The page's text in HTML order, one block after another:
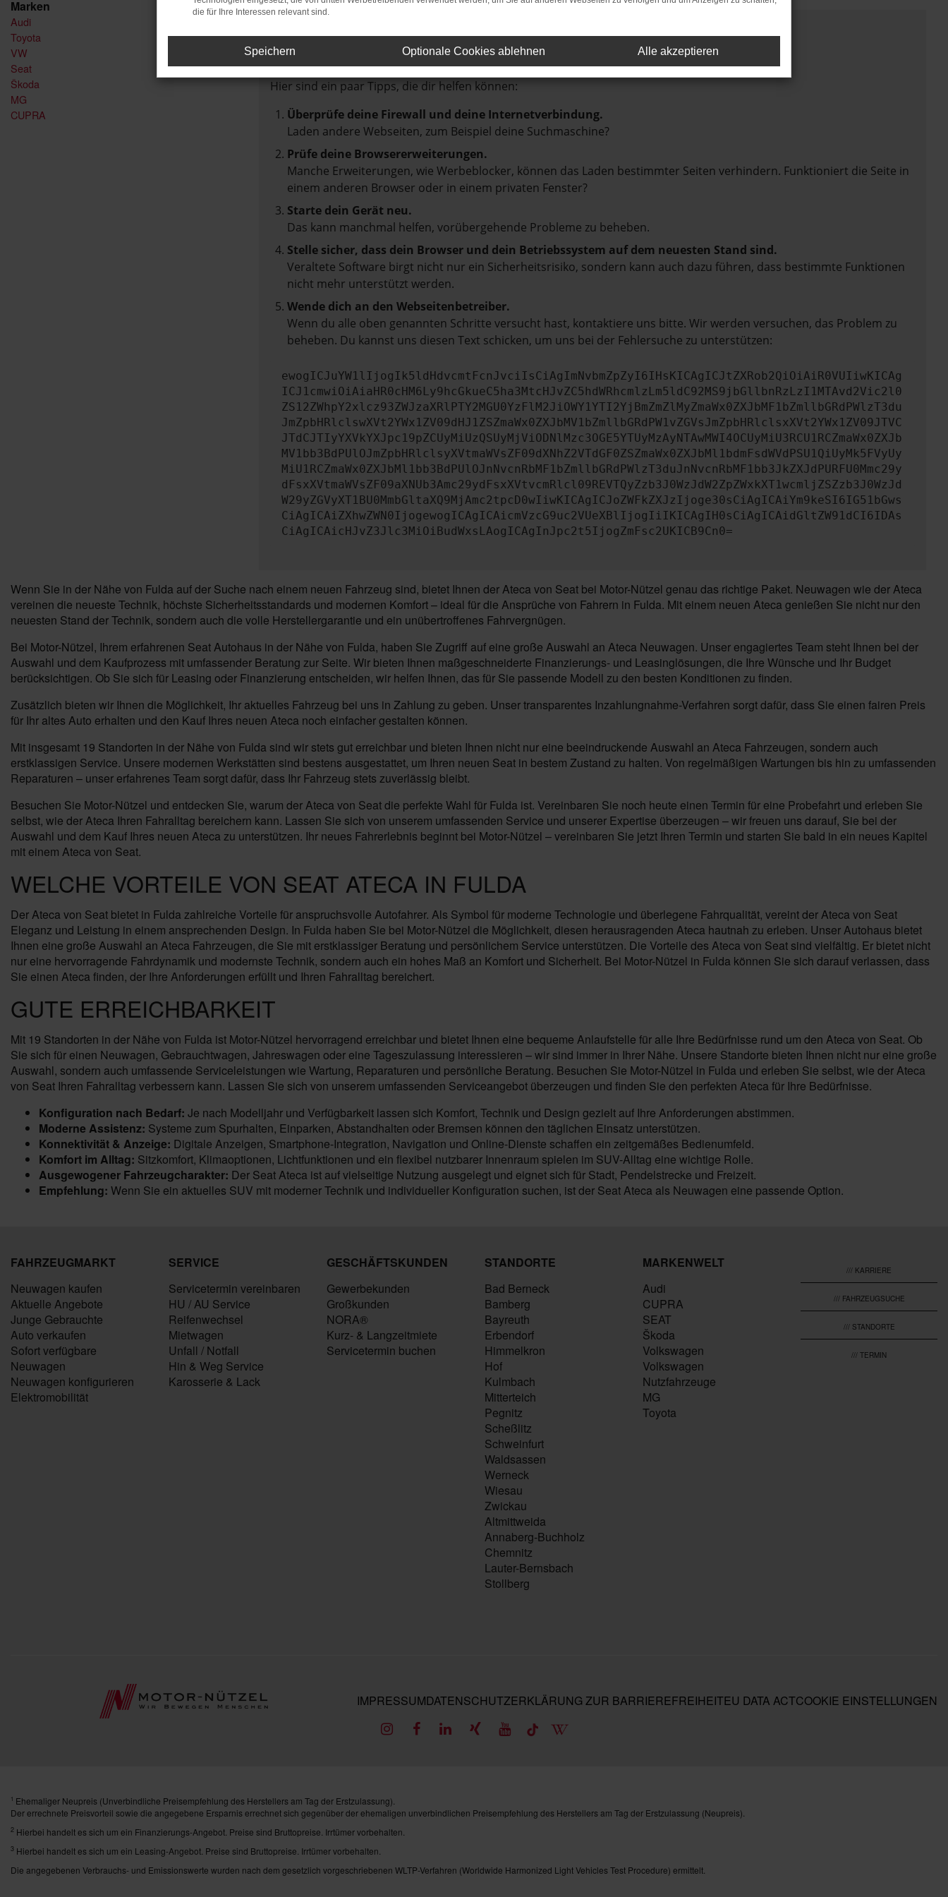
Marken
Audi
Toyota
VW
Seat
Škoda
MG
CUPRA
FEHLER: NETWORK ERROR
Beim Laden ist ein Fehler aufgetreten.
Hier sind ein paar Tipps, die dir helfen können:
Überprüfe deine Firewall und deine Internetverbindung.
Laden andere Webseiten, zum Beispiel deine Suchmaschine?
Prüfe deine Browsererweiterungen.
Manche Erweiterungen, wie Werbeblocker, können das Laden bestimmter Seiten verhindern. Funktioniert die Seite in
einem anderen Browser oder in einem privaten Fenster?
Starte dein Gerät neu.
Das kann manchmal helfen, vorübergehende Probleme zu beheben.
Stelle sicher, dass dein Browser und dein Betriebssystem auf dem neuesten Stand sind.
Veraltete Software birgt nicht nur ein Sicherheitsrisiko, sondern kann auch dazu führen, dass bestimmte Funktionen
nicht mehr unterstützt werden.
Wende dich an den Webseitenbetreiber.
Wenn du alle oben genannten Schritte versucht hast, kontaktiere uns bitte. Wir werden versuchen, das Problem zu
beheben. Du kannst uns diesen Text schicken, um uns bei der Fehlersuche zu unterstützen:
ewogICJuYW1lIjogIk5ldHdvcmtFcnJvciIsCiAgImNvbmZpZyI6IHsKICAgICJtZXRob2QiOiAiR0VUIiwKICAg
ICJ1cmwiOiAiaHR0cHM6Ly9hcGkueC5ha3MtcHJvZC5hdWRhcmlzLm5ldC92MS9jbGllbnRzLzI1MTAvd2Vic2l0
ZS12ZWhpY2xlcz93ZWJzaXRlPTY2MGU0YzFlM2JiOWY1YTI2YjBmZmZlMyZmaWx0ZXJbMF1bZmllbGRdPWlzT3du
JmZpbHRlclswXVt2YWx1ZV09dHJ1ZSZmaWx0ZXJbMV1bZmllbGRdPW1vZGVsJmZpbHRlclsxXVt2YWx1ZV09JTVC
JTdCJTIyYXVkYXJpc19pZCUyMiUzQSUyMjViODNlMzc3OGE5YTUyMzAyNTAwMWI4OCUyMiU3RCU1RCZmaWx0ZXJb
MV1bb3BdPUlOJmZpbHRlclsyXVtmaWVsZF09dXNhZ2VTdGF0ZSZmaWx0ZXJbMl1bdmFsdWVdPSU1QiUyMk5FVyUy
MiU1RCZmaWx0ZXJbMl1bb3BdPUlOJnNvcnRbMF1bZmllbGRdPWlzT3duJnNvcnRbMF1bb3JkZXJdPURFU0Mmc29y
dFsxXVtmaWVsZF09aXNUb3Amc29ydFsxXVtvcmRlcl09REVTQyZzb3J0WzJdW2ZpZWxkXT1wcmljZSZzb3J0WzJd
W29yZGVyXT1BU0MmbGltaXQ9MjAmc2tpcD0wIiwKICAgICJoZWFkZXJzIjoge30sCiAgICAiYm9keSI6IG51bGws
CiAgICAiZXhwZWN0IjogewogICAgICAicmVzcG9uc2VUeXBlIjogIiIKICAgIH0sCiAgICAidGltZW91dCI6IDAs
CiAgICAicHJvZ3Jlc3MiOiBudWxsLAogICAgInJpc2t5IjogZmFsc2UKICB9Cn0=
Wenn Sie in der Nähe von Fulda auf der Suche nach einem neuen Fahrzeug sind, bietet Ihnen der Ateca von Seat bei Motor-Nützel genau das richtige Paket. Neuwagen wie der Ateca
vereinen die neueste Technik, höchste Sicherheitsstandards und modernen Komfort – ideal für die Ansprüche von Fahrern in Fulda. Mit einem neuen Ateca genießen Sie nicht nur den
neuesten Stand der Technik, sondern auch die volle Herstellergarantie und ein unübertroffenes Fahrvergnügen.
Bei Motor-Nützel, Ihrem erfahrenen Seat Autohaus in der Nähe von Fulda, haben Sie Zugriff auf eine große Auswahl an Ateca Neuwagen. Unser engagiertes Team steht Ihnen bei der
Auswahl und dem Kaufprozess mit umfassender Beratung zur Seite. Wir bieten Ihnen maßgeschneiderte Finanzierungs- und Leasinglösungen, die Ihre Wünsche und Ihr Budget
berücksichtigen. Ob Sie sich für Leasing oder Finanzierung entscheiden, wir helfen Ihnen, das für Sie passende Modell zu den besten Konditionen zu finden.
Zusätzlich bieten wir Ihnen die Möglichkeit, Ihr aktuelles Fahrzeug bei uns in Zahlung zu geben. Unser transparentes Inzahlungnahme-Verfahren sorgt dafür, dass Sie einen fairen Preis
für Ihr altes Auto erhalten und den Kauf Ihres neuen Ateca noch einfacher gestalten können.
Mit insgesamt 19 Standorten in der Nähe von Fulda sind wir stets gut erreichbar und bieten Ihnen nicht nur eine beeindruckende Auswahl an Ateca Fahrzeugen, sondern auch
erstklassigen Service. Unsere modernen Werkstätten sind bestens ausgestattet, um Ihren neuen Seat in bestem Zustand zu halten. Von regelmäßigen Wartungen bis hin zu umfassenden
Reparaturen – unser erfahrenes Team sorgt dafür, dass Ihr Fahrzeug stets zuverlässig bleibt.
Besuchen Sie Motor-Nützel und entdecken Sie, warum der Ateca von Seat die perfekte Wahl für Fulda ist. Vereinbaren Sie noch heute einen Termin für eine Probefahrt und erleben Sie
selbst, wie der Ateca Ihren Fahralltag bereichern kann. Lassen Sie sich von unserem umfassenden Service und unserer Expertise überzeugen – wir freuen uns darauf, Sie bei der
Auswahl und dem Kauf Ihres neuen Ateca zu unterstützen. Ihr neues Fahrerlebnis beginnt bei Motor-Nützel – vereinbaren Sie jetzt Ihren Termin und starten Sie bald in ein neues Kapitel
mit einem Ateca von Seat.
WELCHE VORTEILE VON SEAT ATECA IN FULDA
Der Ateca von Seat bietet in Fulda zahlreiche Vorteile für anspruchsvolle Autofahrer. Als Symbol für moderne Technologie und überlegene Fahrqualität, vereint der Ateca von Seat
Eleganz und Leistung in einem ansprechenden Design. In Fulda haben Sie bei Motor-Nützel die Möglichkeit, diesen herausragenden Ateca hautnah zu erleben. Unser Autohaus bietet
Ihnen eine große Auswahl an Ateca Fahrzeugen, die Sie mit erstklassiger Beratung und persönlichem Service unterstützen. Die Vorteile des Ateca von Seat sind vielfältig. Er bietet nicht
nur eine hervorragende Fahrdynamik und modernste Technik, sondern auch ein hohes Maß an Komfort und Sicherheit. Bei Motor-Nützel in Fulda können Sie sich darauf verlassen, dass
Sie einen Ateca finden, der Ihre Anforderungen erfüllt und Ihren Fahralltag bereichert.
GUTE ERREICHBARKEIT
Mit 19 Standorten in der Nähe von Fulda ist Motor-Nützel hervorragend erreichbar und bietet Ihnen eine bequeme Anlaufstelle für alle Ihre Bedürfnisse rund um den Ateca von Seat. Ob
Sie sich für einen Neuwagen, Gebrauchtwagen, Jahreswagen oder eine Tageszulassung interessieren – wir sind immer in Ihrer Nähe. Unsere Standorte bieten Ihnen nicht nur eine große
Auswahl, sondern auch umfassende Serviceleistungen wie Wartung, Reparaturen und persönliche Beratung. Besuchen Sie Motor-Nützel in Fulda und erleben Sie selbst, wie der Ateca
von Seat Ihren Fahralltag verbessern kann. Lassen Sie sich von unserem umfassenden Serviceangebot überzeugen und finden Sie den perfekten Ateca für Ihre Bedürfnisse.
Konfiguration nach Bedarf: Je nach Modelljahr und Verfügbarkeit lassen sich Komfort, Technik und Design gezielt auf Ihre Anforderungen abstimmen.
Moderne Assistenz: Systeme zum Spurhalten, Einparken, Abstandhalten oder Bremsen können den täglichen Einsatz unterstützen.
Konnektivität & Anzeige: Digitale Anzeigen, Smartphone-Integration, Navigation und Online-Dienste schaffen ein zeitgemäßes Bedienumfeld.
Komfort im Alltag: Sitzkomfort, Klimaoptionen, Lichtfunktionen und ein flexibel nutzbarer Innenraum spielen im SUV-Alltag eine wichtige Rolle.
Ausgewogener Fahrzeugcharakter: Der Seat Ateca ist auf vielseitige Nutzung ausgelegt und eignet sich für Stadt, Pendelstrecke und Freizeit.
Empfehlung: Wenn Sie ein aktuelles SUV mit moderner Technik und individueller Konfiguration suchen, ist der Seat Ateca als Neuwagen eine passende Option.
FAHRZEUGMARKT
Neuwagen kaufen
Aktuelle Angebote
Junge Gebrauchte
Auto verkaufen
Sofort verfügbare
Neuwagen
Neuwagen konfigurieren
Elektromobilität
SERVICE
Servicetermin vereinbaren
HU / AU Service
Reifenwechsel
Mietwagen
Unfall / Notfall
Hin & Weg Service
Karosserie & Lack
GESCHÄFTSKUNDEN
Gewerbekunden
Großkunden
NORA®
Kurz- & Langzeitmiete
Servicetermin buchen
STANDORTE
Bad Berneck
Bamberg
Bayreuth
Erbendorf
Himmelkron
Hof
Kulmbach
Mitterteich
Pegnitz
Scheßlitz
Schweinfurt
Waldsassen
Werneck
Wiesau
Zwickau
Altmittweida
Annaberg-Buchholz
Chemnitz
Lauter-Bernsbach
Stollberg
MARKENWELT
Audi
CUPRA
SEAT
Škoda
Volkswagen
Volkswagen
Nutzfahrzeuge
MG
Toyota
/// KARRIERE
/// FAHRZEUGSUCHE
/// STANDORTE
/// TERMIN
IMPRESSUMDATENSCHUTZERKLÄRUNG ZUR BARRIEREFREIHEITEU DATA ACTCOOKIE EINSTELLUNGEN
1 Ehemaliger Neupreis (Unverbindliche Preisempfehlung des Herstellers am Tag der Erstzulassung).
Der errechnete Preisvorteil sowie die angegebene Ersparnis errechnet sich gegenüber der ehemaligen unverbindlichen Preisempfehlung des Herstellers am Tag der Erstzulassung (Neupreis).
2 Hierbei handelt es sich um ein Finanzierungs-Angebot. Preise sind Bruttopreise. Irrtümer vorbehalten.
3 Hierbei handelt es sich um ein Leasing-Angebot. Preise sind Bruttopreise. Irrtümer vorbehalten.
Die angegebenen Verbrauchs- und Emissionswerte wurden nach dem gesetzlich vorgeschriebenen WLTP-Verfahren (Worldwide Harmonized Light Vehicles Test Procedure) ermittelt.
die für Ihre Interessen relevant sind.
Speichern Optionale Cookies ablehnen Alle akzeptieren